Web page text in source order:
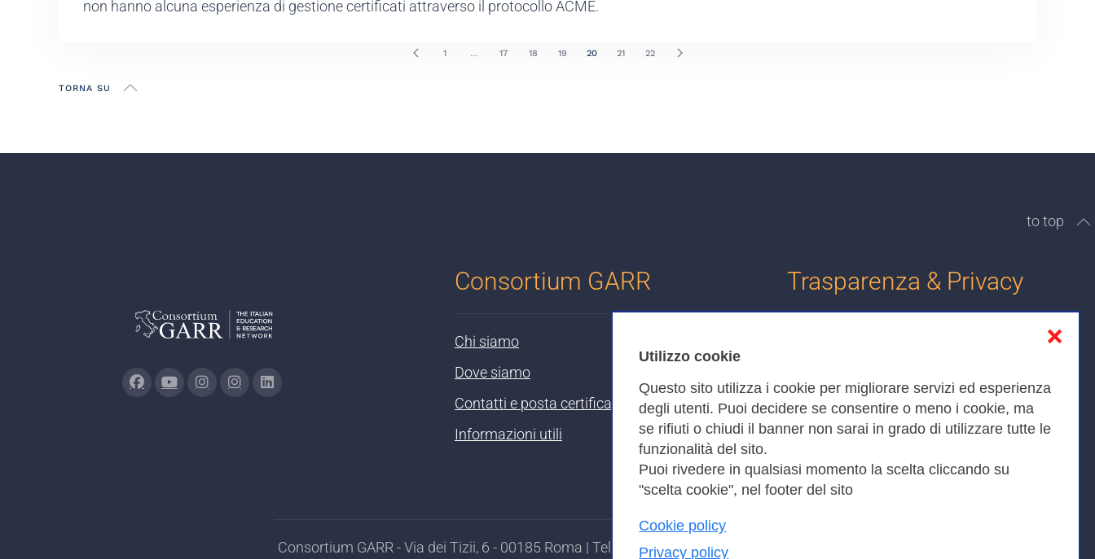
Utilizzo cookie
Questo sito utilizza i cookie per migliorare servizi ed esperienza
degli utenti. Puoi decidere se consentire o meno i cookie, ma
se rifiuti o chiudi il banner non sarai in grado di utilizzare tutte le
funzionalità del sito.
Puoi rivedere in qualsiasi momento la scelta cliccando su
"scelta cookie", nel footer del sito
Cookie policy
Privacy policy
❌
non hanno alcuna esperienza di gestione certificati attraverso il protocollo ACME.
1 … 17 18 19 20 21 22
TORNA SU
to top
Consortium GARR
Chi siamo
Dove siamo
Contatti e posta certificata
Informazioni utili
Trasparenza & Privacy
Amministrazione trasparente
Bandi di Gara
Consortium GARR - Via dei Tizii, 6 - 00185 Roma | Tel. 0649622000 - Fax 0649622044